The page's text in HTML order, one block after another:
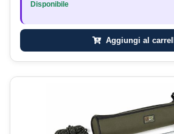
Disponibile
Aggiungi al